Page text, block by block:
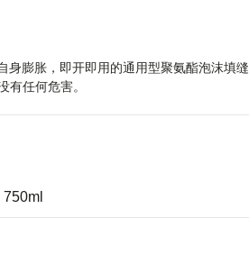
身膨胀，即开即用的通用型聚氨酯泡沫填缝
有任何危害。